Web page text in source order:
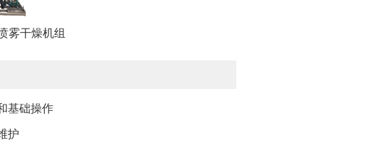
雾干燥机组
基础操作
护